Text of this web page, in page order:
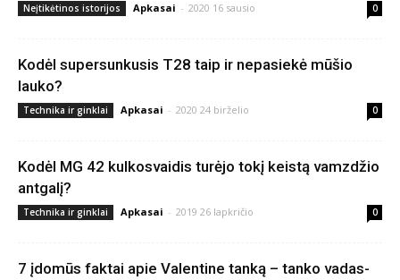
Neįtikėtinos istorijos Apkasai - 2020 16 sausio 0
Kodėl supersunkusis T28 taip ir nepasiekė mūšio
lauko?
Technika ir ginklai Apkasai - 2020 24 birželio 0
Kodėl MG 42 kulkosvaidis turėjo tokį keistą vamzdžio
antgalį?
Technika ir ginklai Apkasai - 2019 26 lapkričio 0
7 įdomūs faktai apie Valentine tanką – tanko vadas-